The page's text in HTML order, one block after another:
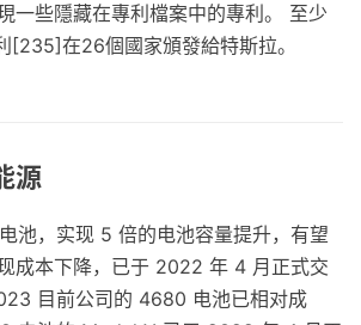
一些隱藏在專利檔案中的專利。 至少
[235]在26個國家頒發給特斯拉。
源
池，实现 5 倍的电池容量提升，有望
成本下降，已于 2022 年 4 月正式交
目前公司的 4680 电池已相对成